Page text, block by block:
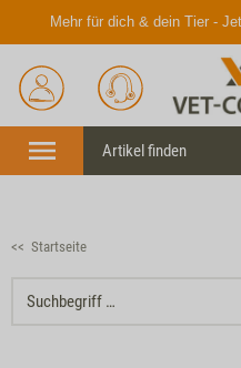
Mehr für dich & dein Tier -
Anmelden
Unser
Service
Menü
<< Startseite